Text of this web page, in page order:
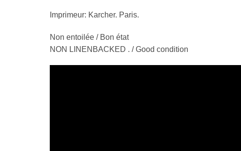
Imprimeur: Karcher. Paris.
Non entoilée / Bon état
NON LINENBACKED . / Good condition